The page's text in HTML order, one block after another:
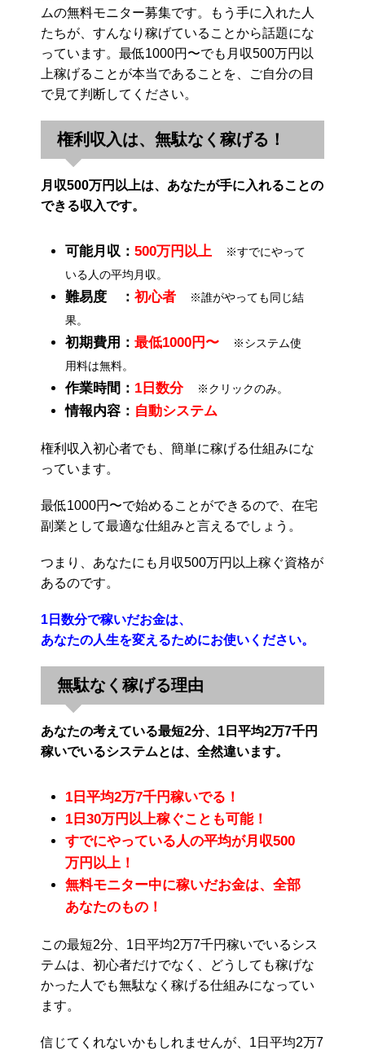
ムの無料モニター募集です。もう手に入れた人
たちが、すんなり稼げていることから話題にな
っています。最低1000円〜でも月収500万円以
上稼げることが本当であることを、ご自分の目
で見て判断してください。
権利収入は、無駄なく稼げる！
月収500万円以上は、あなたが手に入れることの
できる収入です。
可能月収： 500万円以上
※すでにやって
いる人の平均月収。
難易度 ： 初心者
※誰がやっても同じ結
果。
初期費用： 最低1000円〜
※システム使
用料は無料。
作業時間： 1日数分 ※クリックのみ。
情報内容： 自動システム
権利収入初心者でも、簡単に稼げる仕組みにな
っています。
最低1000円〜で始めることができるので、在宅
副業として最適な仕組みと言えるでしょう。
つまり、あなたにも月収500万円以上稼ぐ資格が
あるのです。
1日数分で稼いだお金は、
あなたの人生を変えるためにお使いください。
無駄なく稼げる理由
あなたの考えている最短2分、1日平均2万7千円
稼いでいるシステムとは、全然違います。
1日平均2万7千円稼いでる！
1日30万円以上稼ぐことも可能！
すでにやっている人の平均が月収500
万円以上！
無料モニター中に稼いだお金は、全部
あなたのもの！
この最短2分、1日平均2万7千円稼いでいるシス
テムは、初心者だけでなく、どうしても稼げな
かった人でも無駄なく稼げる仕組みになってい
ます。
信じてくれないかもしれませんが、1日平均2万7